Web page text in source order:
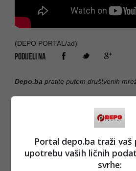
(DEPO PORTAL/ad)
PODIJELI NA
Depo.ba pratite putem društvenih
Portal depo.ba traži vaš
upotrebu vaših ličnih
svrhe: